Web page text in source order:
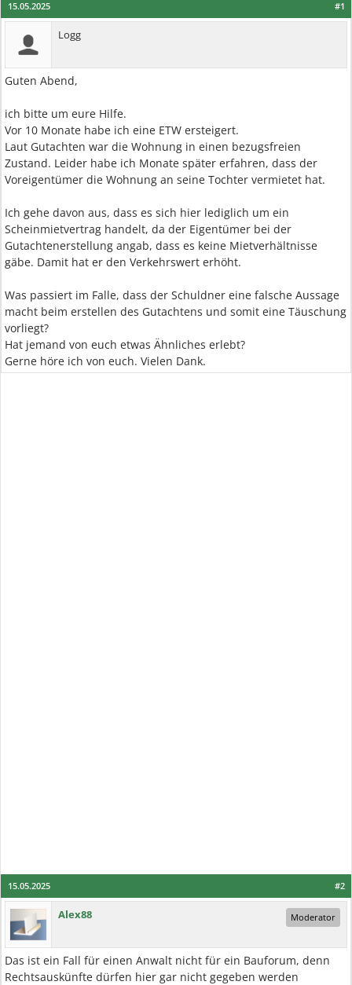
#1
15.05.2025
Logg
Guten Abend,
ich bitte um eure Hilfe.
Vor 10 Monate habe ich eine ETW ersteigert.
Laut Gutachten war die Wohnung in einen bezugsfreien
Zustand. Leider habe ich Monate später erfahren, dass der
Voreigentümer die Wohnung an seine Tochter vermietet hat.
Ich gehe davon aus, dass es sich hier lediglich um ein
Scheinmietvertrag handelt, da der Eigentümer bei der
Gutachtenerstellung angab, dass es keine Mietverhältnisse
gäbe. Damit hat er den Verkehrswert erhöht.
Was passiert im Falle, dass der Schuldner eine falsche Aussage
macht beim erstellen des Gutachtens und somit eine Täuschung
vorliegt?
Hat jemand von euch etwas Ähnliches erlebt?
Gerne höre ich von euch. Vielen Dank.
#2
15.05.2025
Alex88 Moderator
Das ist ein Fall für einen Anwalt nicht für ein Bauforum, denn
Rechtsauskünfte dürfen hier gar nicht gegeben werden